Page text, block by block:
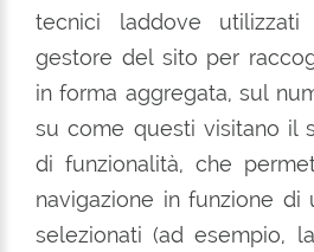
tecnici laddove utilizzati
gestore del sito per
in forma aggregata, sul
su come questi visitano il
di funzionalità, che
navigazione in funzione di
selezionati (ad esempio,